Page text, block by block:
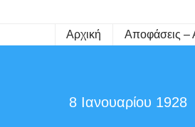
Αρχική Αποφάσεις –
8 Ιανουαρίου 1928